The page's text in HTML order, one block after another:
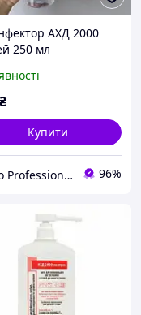
АХД 2000
250 мл
₴
Купити
Mileo Professional 96%